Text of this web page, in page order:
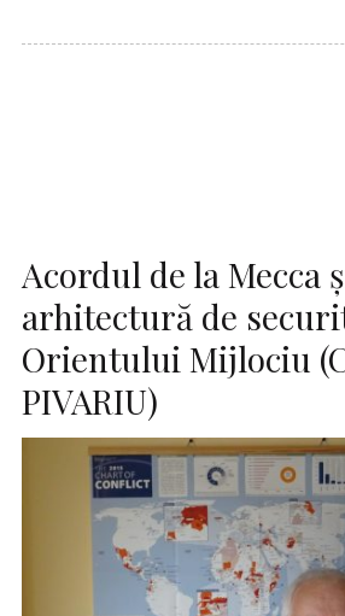
Acordul de la Mecca
arhitectură de
Orientului Mijlociu
PIVARIU)